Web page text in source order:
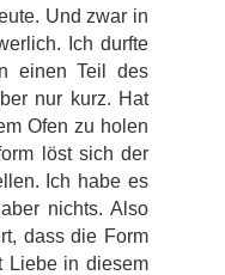
Und zwar in
Ich durfte
einen Teil des
nur kurz. Hat
Ofen zu holen
löst sich der
Ich habe es
nichts. Also
dass die Form
Liebe in diesem